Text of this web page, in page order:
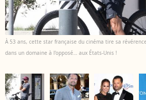
À 53 ans, cette star française du cinéma tire sa
dans un domaine à l’opposé… aux États-Unis !